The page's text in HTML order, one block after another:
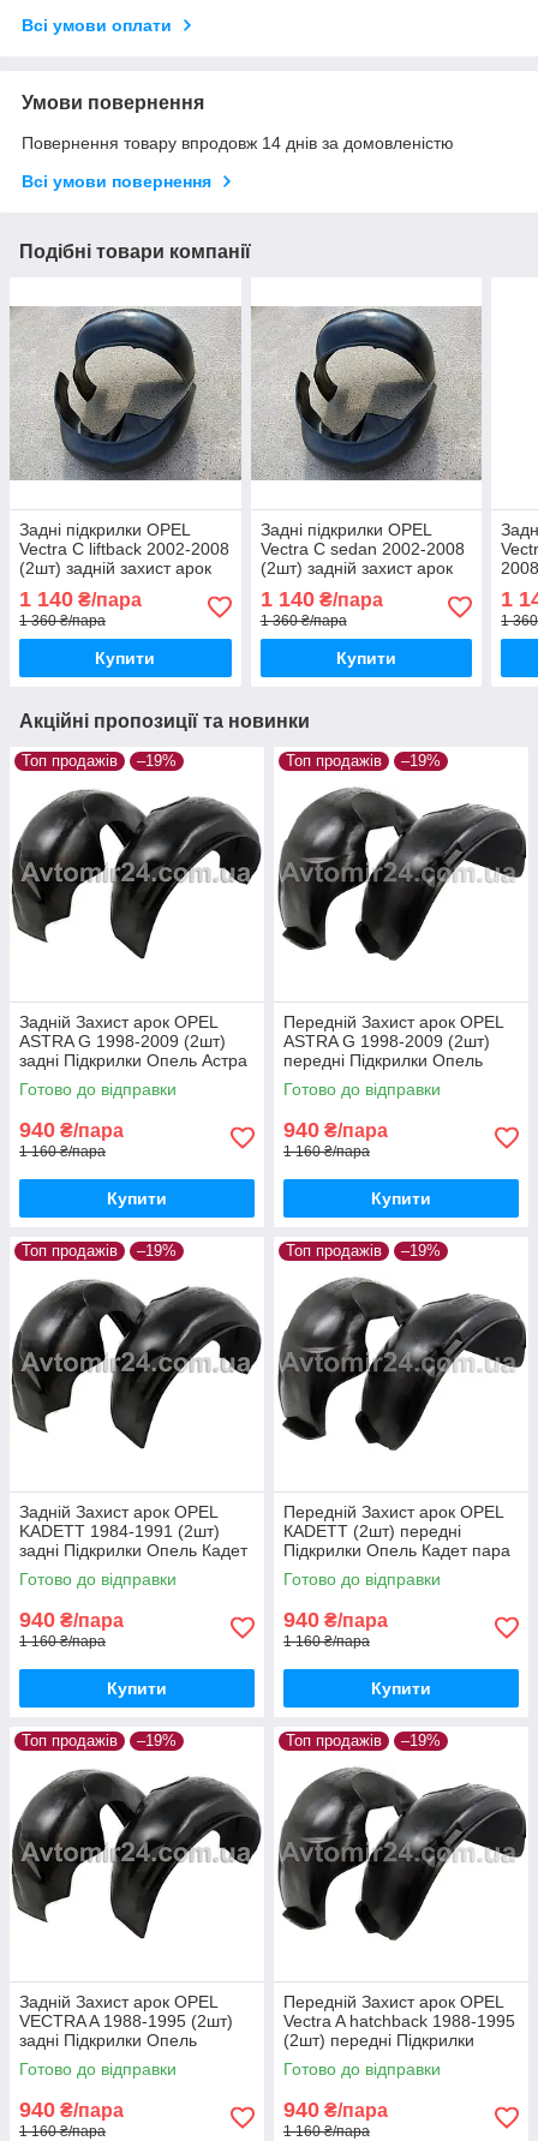
Всі умови оплати
Умови повернення
Повернення товару впродовж 14 днів за домовленістю
Всі умови повернення
Подібні товари компанії
Задні підкрилки OPEL
Vectra C liftback 2002-2008
(2шт) задній захист арок
пара задніх
1 140 ₴/пара
1 360 ₴/пара
Купити
Задні підкрилки OPEL
Vectra C sedan 2002-2008
(2шт) задній захист арок
пара задніх
1 140₴/пара
1 360 ₴/пара
Купити
1
1
Акційні пропозиції та новинки
Топ продажів –19%
Задній Захист арок OPEL
ASTRA G 1998-2009 (2шт)
задні Підкрилки Опель Астра
Джі пара задніх
Готово до відправки
940 ₴/пара
1 160 ₴/пара
Купити
Топ продажів –19%
Передній Захист арок OPEL
ASTRA G 1998-2009 (2шт)
передні Підкрилки Опель
Астра Джі пара передніх
Готово до відправки
940 ₴/пара
1 160 ₴/пара
Купити
Топ продажів –19%
Задній Захист арок OPEL
KADETT 1984-1991 (2шт)
задні Підкрилки Опель Кадет
пара задніх
Готово до відправки
940 ₴/пара
1 160 ₴/пара
Купити
Топ продажів –19%
Передній Захист арок OPEL
КADETT (2шт) передні
Підкрилки Опель Кадет пара
передніх
Готово до відправки
940 ₴/пара
1 160 ₴/пара
Купити
Топ продажів –19%
Задній Захист арок OPEL
VECTRA A 1988-1995 (2шт)
задні Підкрилки Опель
Вектра А пара задніх
Готово до відправки
940 ₴/пара
1 160 ₴/пара
Топ продажів –19%
Передній Захист арок OPEL
Vectra A hatchback 1988-1995
(2шт) передні Підкрилки
Опель Вектра А хетчбек пара
передніх
Готово до відправки
940 ₴/пара
1 160 ₴/пара